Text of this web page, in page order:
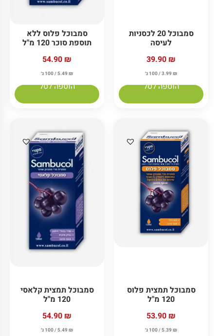
סמבוכל 20 לכסניות
לעיסה
39.90 ₪
3.99 ₪ / 100 ג׳
הוספה לסל
סמבוכל פלוס ללא
תוספת סוכר 120 מ"ל
54.90 ₪
5.49 ₪ / 100 ג׳
הוספה לסל
סמבוכל תמצית פלוס
120 מ"ל
53.90 ₪
5.39 ₪ / 100 ג׳
סמבוכל תמצית קלאסי
120 מ"ל
54.90 ₪
5.49 ₪ / 100 ג׳